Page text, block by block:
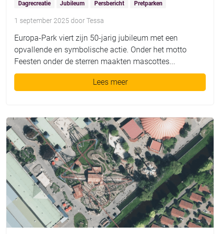
Dagrecreatie Jubileum Persbericht Pretparken
1 september 2025 doorTessa
Europa-Park viert zijn 50-jarig jubileum met een
opvallende en symbolische actie. Onder het motto
Feesten onder de sterren maakten mascottes...
Lees meer